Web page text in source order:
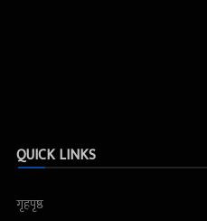
QUICK LINKS
गृहपृष्ठ